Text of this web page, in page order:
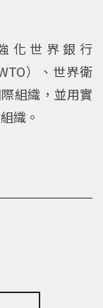
化世界銀行
）、世界衛
組織，並用實
織。